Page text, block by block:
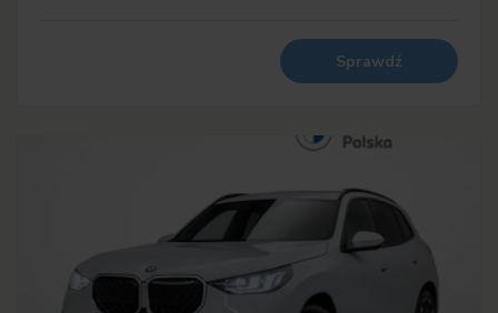
Sprawdź